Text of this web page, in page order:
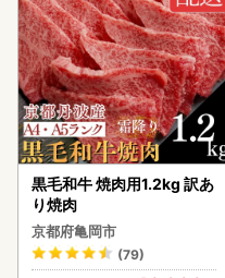
黒毛和牛 焼肉用1.2kg 訳あ
り焼肉
京都府亀岡市
(79)